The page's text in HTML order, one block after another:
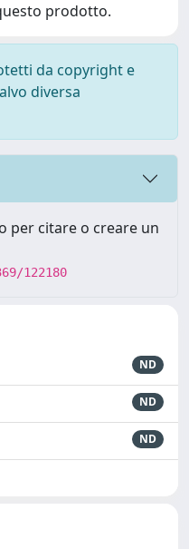
prodotto.
da copyright e
diversa
per citare o creare un
122180
ND
ND
ND